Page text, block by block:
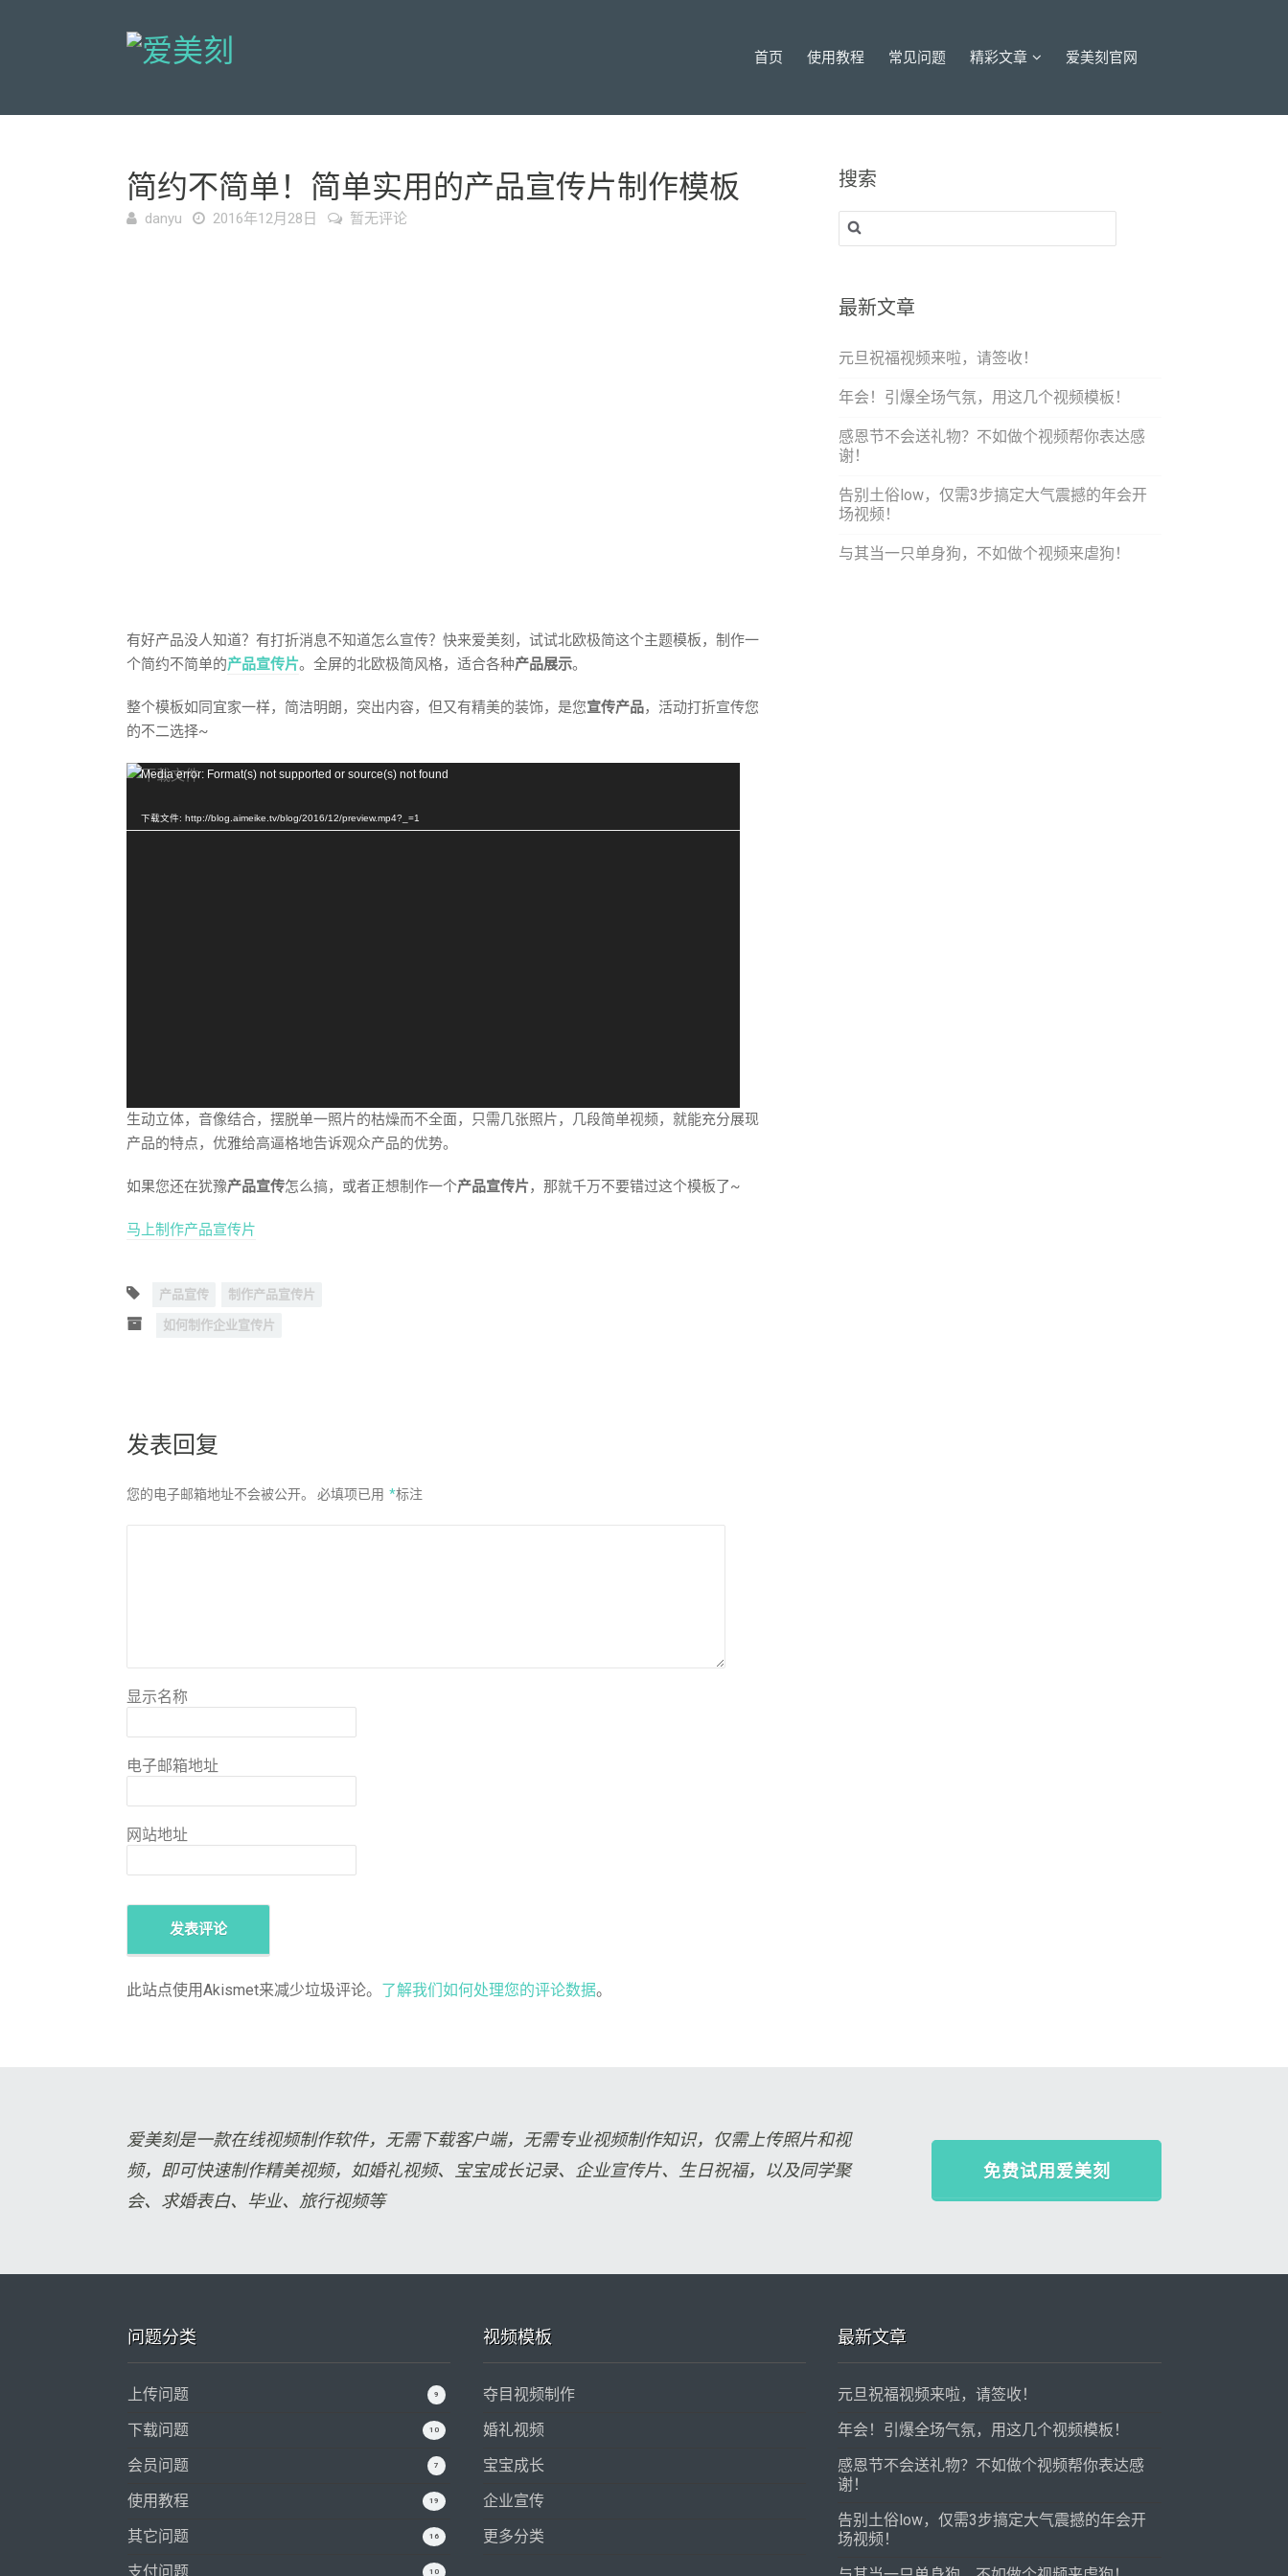
首页 使用教程 常见问题 精彩文章 爱美刻官网
简约不简单！简单实用的产品宣传片制作模板
danyu 2016年12月28日 暂无评论
有好产品没人知道？有打折消息不知道怎么宣传？快来爱美刻，试试北欧极简这个主题模板，制作一
个简约不简单的产品宣传片。全屏的北欧极简风格，适合各种产品展示。
整个模板如同宜家一样，简洁明朗，突出内容，但又有精美的装饰，是您宣传产品，活动打折宣传您
的不二选择~
视Media error: Format(s) not supported or source(s) not found
下载文件: http://blog.aimeike.tv/blog/2016/12/preview.mp4?_=1
生动立体，音像结合，摆脱单一照片的枯燥而不全面，只需几张照片，几段简单视频，就能充分展现
产品的特点，优雅给高逼格地告诉观众产品的优势。
如果您还在犹豫产品宣传怎么搞，或者正想制作一个产品宣传片，那就千万不要错过这个模板了~
马上制作产品宣传片
产品宣传 制作产品宣传片
如何制作企业宣传片
发表回复
您的电子邮箱地址不会被公开。 必填项已用 *标注
显示名称
电子邮箱地址
网站地址
此站点使用Akismet来减少垃圾评论。 了解我们如何处理您的评论数据。
搜索
搜
索：
最新文章
元旦祝福视频来啦，请签收！
年会！引爆全场气氛，用这几个视频模板！
感恩节不会送礼物？不如做个视频帮你表达感
谢！
告别土俗low，仅需3步搞定大气震撼的年会开
场视频！
与其当一只单身狗，不如做个视频来虐狗！
爱美刻是一款在线视频制作软件，无需下载客户端，无需专业视频制作知识，仅需上传照片和视
频，即可快速制作精美视频，如婚礼视频、宝宝成长记录、企业宣传片、生日祝福，以及同学聚
会、求婚表白、毕业、旅行视频等
免费试用爱美刻
问题分类
9
上传问题
10
下载问题
7
会员问题
19
使用教程
16
其它问题
10
支付问题
视频模板
夺目视频制作
婚礼视频
宝宝成长
企业宣传
更多分类
最新文章
元旦祝福视频来啦，请签收！
年会！引爆全场气氛，用这几个视频模板！
感恩节不会送礼物？不如做个视频帮你表达感
谢！
告别土俗low，仅需3步搞定大气震撼的年会开
场视频！